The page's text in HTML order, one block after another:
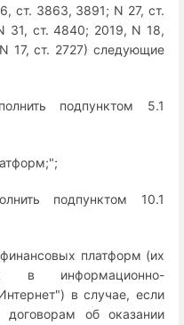
ст. 3863, 3891; N 27, ст.
31, ст. 4840; 2019, N 18,
17, ст. 2727) следующие
подпунктом 5.1
подпунктом 10.1
платформ (их
в информационно-
в случае, если
договорам об оказании